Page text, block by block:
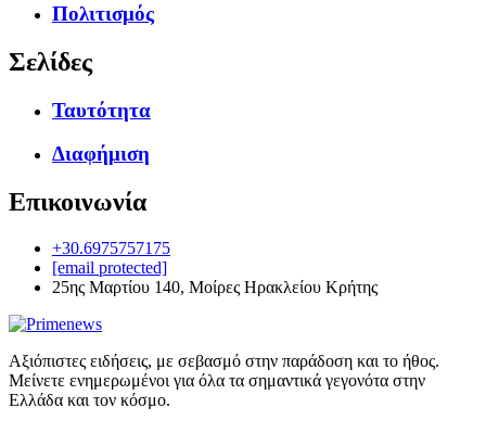
Πολιτισμός
Σελίδες
Ταυτότητα
Διαφήμιση
Επικοινωνία
+30.6975757175
[email protected]
25ης Μαρτίου 140, Μοίρες Ηρακλείου Κρήτης
Αξιόπιστες ειδήσεις, με σεβασμό στην παράδοση και το ήθος.
Μείνετε ενημερωμένοι για όλα τα σημαντικά γεγονότα στην
Ελλάδα και τον κόσμο.